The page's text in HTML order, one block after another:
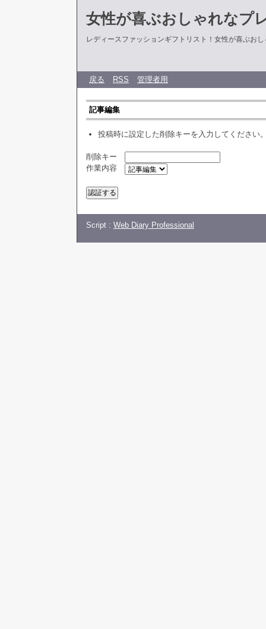
女性が喜ぶおしゃれなプ
レディースファッションギフトリスト！女性が喜ぶお
戻る RSS 管理者用
記事編集
投稿時に設定した削除キーを入力してください
削除キー
作業内容
Script : Web Diary Professional